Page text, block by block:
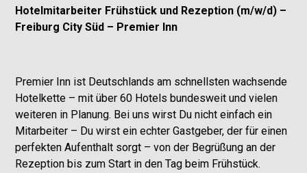
Hotelmitarbeiter Frühstück und Rezeption (m/w/d) –
Freiburg City Süd – Premier Inn
Premier Inn ist Deutschlands am schnellsten wachsende
Hotelkette – mit über 60 Hotels bundesweit und vielen
weiteren in Planung. Bei uns wirst Du nicht einfach ein
Mitarbeiter – Du wirst ein echter Gastgeber, der für einen
perfekten Aufenthalt sorgt – von der Begrüßung an der
Rezeption bis zum Start in den Tag beim Frühstück.